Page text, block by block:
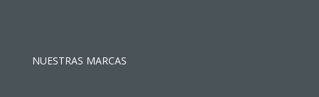
NUESTRAS MARCAS